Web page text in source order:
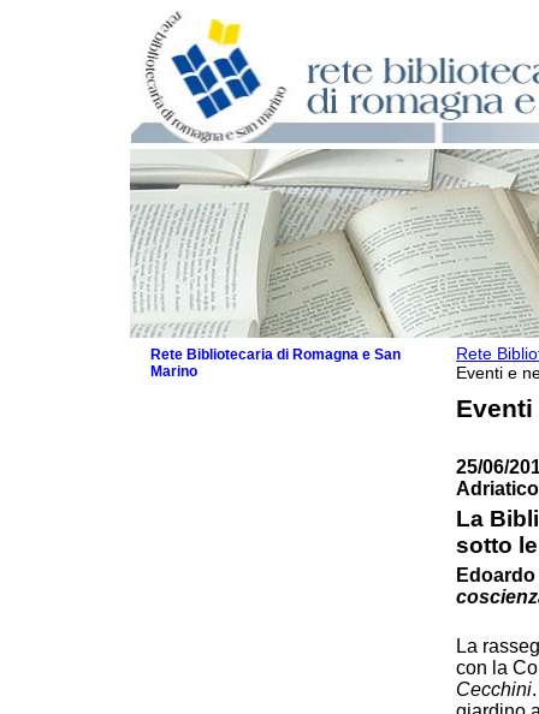
Rete
Eventi e
Eventi
25/06/
Adriatico
La
sotto
La
con la
Cecchini
Rete Bibliotecaria di Romagna e San
Marino